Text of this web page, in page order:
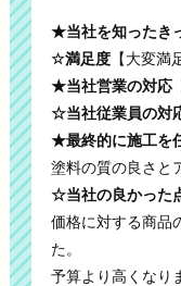
★当社を知ったき
☆満足度【大変満
★当社営業の対応
☆当社従業員の対
★最終的に施工を
塗料の質の良さと
☆当社の良かった
価格に対する商品
た。
予算より高くなり